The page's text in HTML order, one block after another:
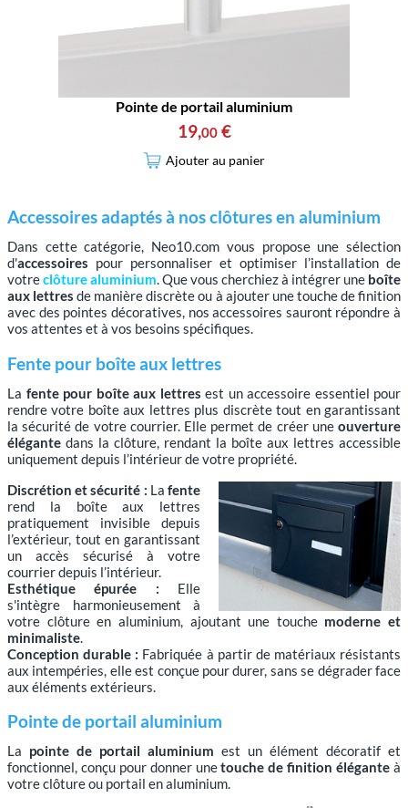
Pointe de portail aluminium
19,00 €
Ajouter au panier
Accessoires adaptés à nos clôtures en aluminium
Dans cette catégorie, Neo10.com vous propose une sélection
d'accessoires pour personnaliser et optimiser l’installation de
votreclôture aluminium. Que vous cherchiez à intégrer une boîte
aux lettres de manière discrète ou à ajouter une touche de finition
avec des pointes décoratives, nos accessoires sauront répondre à
vos attentes et à vos besoins spécifiques.
Fente pour boîte aux lettres
La fente pour boîte aux lettres est un accessoire essentiel pour
rendre votre boîte aux lettres plus discrète tout en garantissant
la sécurité de votre courrier. Elle permet de créer une ouverture
élégante dans la clôture, rendant la boîte aux lettres accessible
uniquement depuis l’intérieur de votre propriété.
Discrétion et sécurité : Lafente
rend la boîte aux lettres
pratiquement invisible depuis
l’extérieur, tout en garantissant
un accès sécurisé à votre
courrier depuis l’intérieur.
Esthétique épurée : Elle
s'intègre harmonieusement à
votre clôture en aluminium, ajoutant une touche moderne et
minimaliste
Conception durable : Fabriquée à partir de matériaux résistants
aux intempéries, elle est conçue pour durer, sans se dégrader face
aux éléments extérieurs.
Pointe de portail aluminium
La pointe de portail aluminium est un élément décoratif et
fonctionnel, conçu pour donner unetouche de finition élégante à
votre clôture ou portail en aluminium.